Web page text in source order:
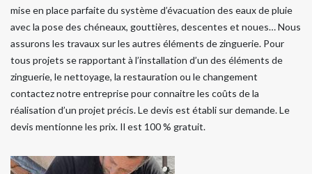
mise en place parfaite du système d’évacuation des eaux de pluie
avec la pose des chéneaux, gouttières, descentes et noues… Nous
assurons les travaux sur les autres éléments de zinguerie. Pour
tous projets se rapportant à l’installation d’un des éléments de
zinguerie, le nettoyage, la restauration ou le changement
contactez notre entreprise pour connaitre les coûts de la
réalisation d’un projet précis. Le devis est établi sur demande. Le
devis mentionne les prix. Il est 100 % gratuit.